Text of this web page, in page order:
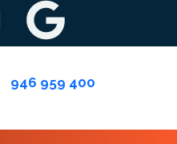
946 959 400